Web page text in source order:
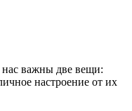
важны две вещи:
настроение от их